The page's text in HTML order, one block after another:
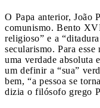
O Papa anterior, João
comunismo. Bento
religioso” e a
secularismo. Para
uma verdade absoluta
um definir a “sua”
bem, “a pessoa se
dizia o filósofo grego